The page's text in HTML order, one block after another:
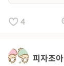
4
피자조아